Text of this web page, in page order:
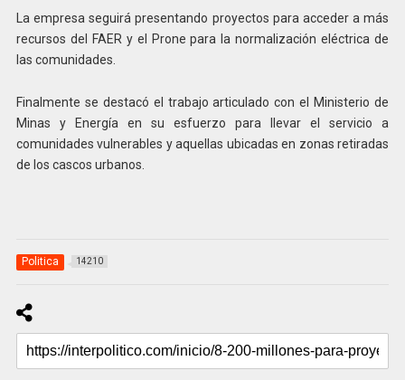
La empresa seguirá presentando proyectos para acceder a más
recursos del FAER y el Prone para la normalización eléctrica de
las comunidades.
Finalmente se destacó el trabajo articulado con el Ministerio de
Minas y Energía en su esfuerzo para llevar el servicio a
comunidades vulnerables y aquellas ubicadas en zonas retiradas
de los cascos urbanos.
Politica 14210